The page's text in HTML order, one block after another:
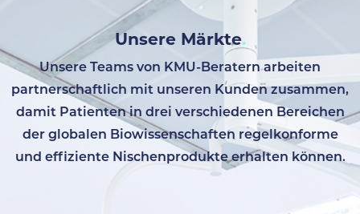
Unsere Märkte
Unsere Teams von KMU-Beratern arbeiten
partnerschaftlich mit unseren Kunden zusammen,
damit Patienten in drei verschiedenen Bereichen
der globalen Biowissenschaften regelkonforme
und effiziente Nischenprodukte erhalten können.